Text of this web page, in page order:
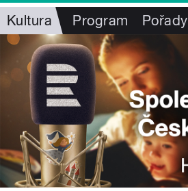
Kultura Program Pořady